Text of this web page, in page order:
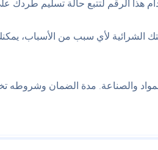
الرقم لتتبع حالة تسليم طردك على
والصناعة. مدة الضمان وشروطه